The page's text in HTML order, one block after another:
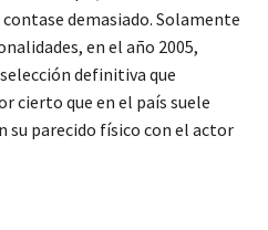
demasiado. Solamente
en el año 2005,
definitiva que
cierto que en el país suele
su parecido físico con el actor